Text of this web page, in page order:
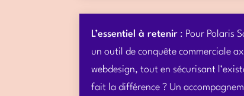
L’essentiel à retenir : Pour Polaris
un outil de conquête commerciale
webdesign, tout en sécurisant
fait la différence ? Un